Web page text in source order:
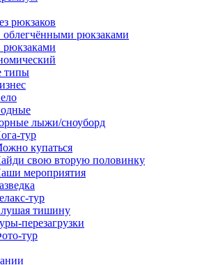
рюкзаков
рюкзаками
типы
лыжи/сноуборд
тур
купаться
свою вторую половинку
мероприятия
тур
тишину
перезагрузки
тур